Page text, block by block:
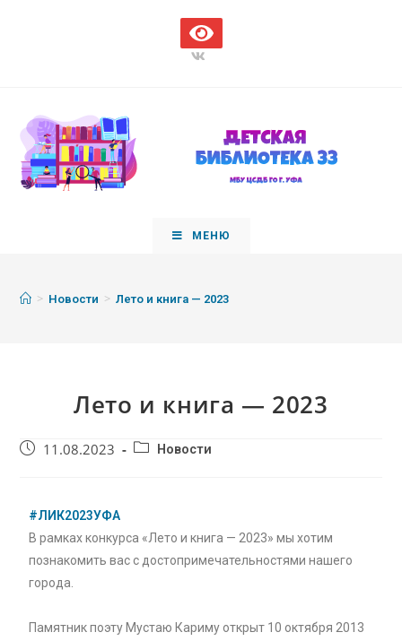
МЕНЮ
> Новости > Лето и книга — 2023
Лето и книга — 2023
11.08.2023 Новости
#ЛИК2023УФА
В рамках конкурса «Лето и книга — 2023» мы хотим
познакомить вас с достопримечательностями нашего
города.
Памятник поэту Мустаю Кариму открыт 10 октября 2013